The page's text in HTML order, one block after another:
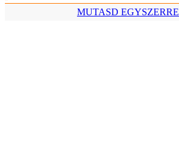
MUTASD EGYSZERRE